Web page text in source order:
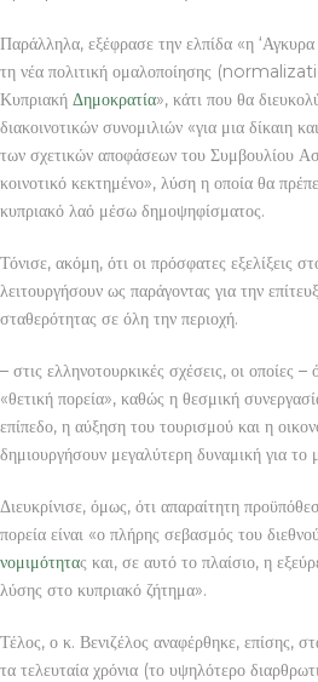
Παράλληλα, εξέφρασε την ελπίδα «η
τη νέα πολιτική ομαλοποίησης
Κυπριακή Δημοκρατία», κάτι που θα
διακοινοτικών συνομιλιών «για μια δίκαιη
των σχετικών αποφάσεων του Συμβουλίου
κοινοτικό κεκτημένο», λύση η οποία θα
κυπριακό λαό μέσω δημοψηφίσματος.
Τόνισε, ακόμη, ότι οι πρόσφατες εξελίξεις
λειτουργήσουν ως παράγοντας για την
σταθερότητας σε όλη την περιοχή.
– στις ελληνοτουρκικές σχέσεις, οι οποίες
«θετική πορεία», καθώς η θεσμική
επίπεδο, η αύξηση του τουρισμού και η
δημιουργήσουν μεγαλύτερη δυναμική για το
Διευκρίνισε, όμως, ότι απαραίτητη
πορεία είναι «ο πλήρης σεβασμός του
νομιμότητας και, σε αυτό το πλαίσιο, η
λύσης στο κυπριακό ζήτημα».
Τέλος, ο κ. Βενιζέλος αναφέρθηκε, επίσης,
τα τελευταία χρόνια (το υψηλότερο